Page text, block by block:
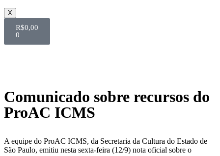
X
R$0,00
0
Comunicado sobre recursos do
ProAC ICMS
A equipe do ProAC ICMS, da Secretaria da Cultura do Estado de
São Paulo, emitiu nesta sexta-feira (12/9) nota oficial sobre o